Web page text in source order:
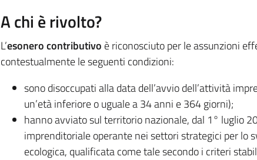
A chi è rivolto?
L’esonero contributivo è riconosciuto per le assunzioni
contestualmente le seguenti condizioni:
sono disoccupati alla data dell’avvio dell’attività
un’età inferiore o uguale a 34 anni e 364 giorni);
hanno avviato sul territorio nazionale, dal 1° luglio
imprenditoriale operante nei settori strategici per lo
ecologica, qualificata come tale secondo i criteri